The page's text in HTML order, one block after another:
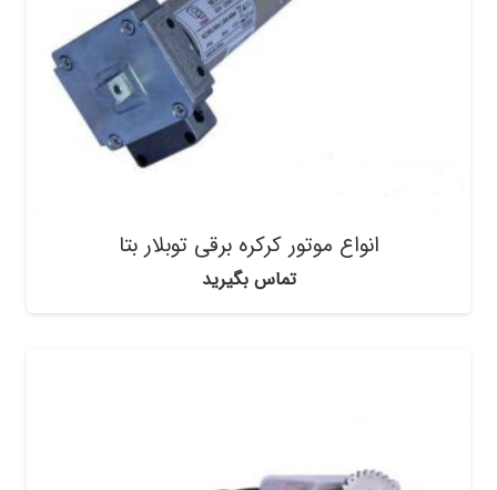
انواع موتور کرکره برقی توبلار بتا
تماس بگیرید